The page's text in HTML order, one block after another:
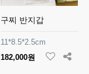
구찌 반지갑
11*8.5*2.5cm
182,000원